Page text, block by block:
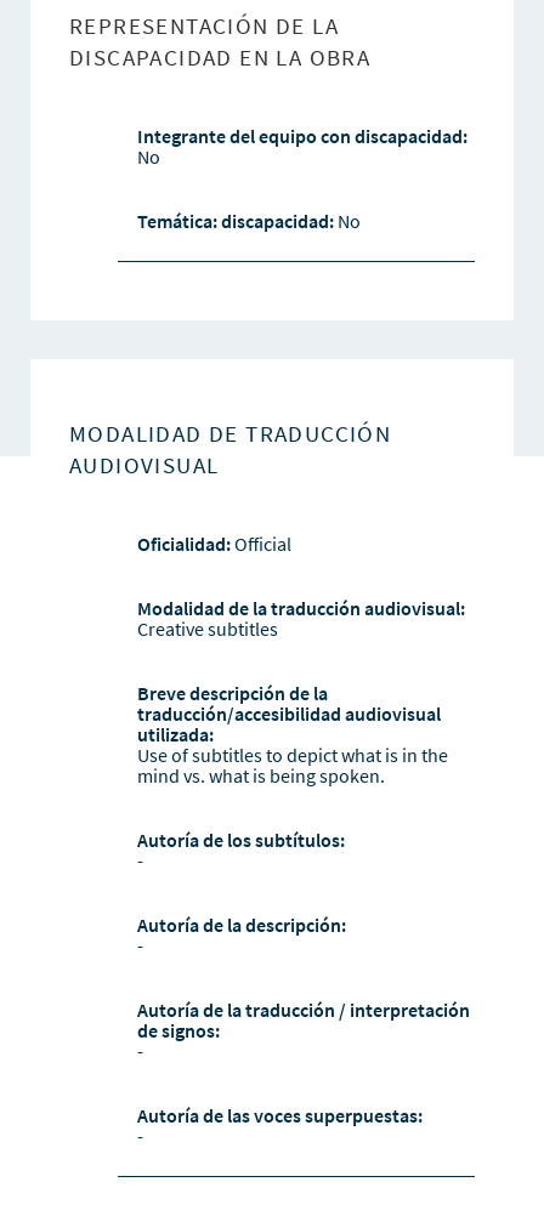
REPRESENTACIÓN DE LA
DISCAPACIDAD EN LA OBRA
Integrante del equipo con discapacidad:
No
Temática: discapacidad: No
MODALIDAD DE TRADUCCIÓN
AUDIOVISUAL
Oficialidad:Official
Modalidad de la traducción audiovisual:
Creative subtitles
Breve descripción de la
traducción/accesibilidad audiovisual
utilizada:
Use of subtitles to depict what is in the
mind vs. what is being spoken.
Autoría de los subtítulos:
-
Autoría de la descripción:
-
Autoría de la traducción / interpretación
de signos:
-
Autoría de las voces superpuestas:
-